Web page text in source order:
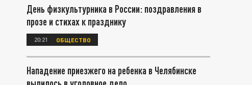
День физкультурника в России: поздравления в
прозе и стихах к празднику
20:21 ОБЩЕСТВО
Нападение приезжего на ребенка в Челябинске